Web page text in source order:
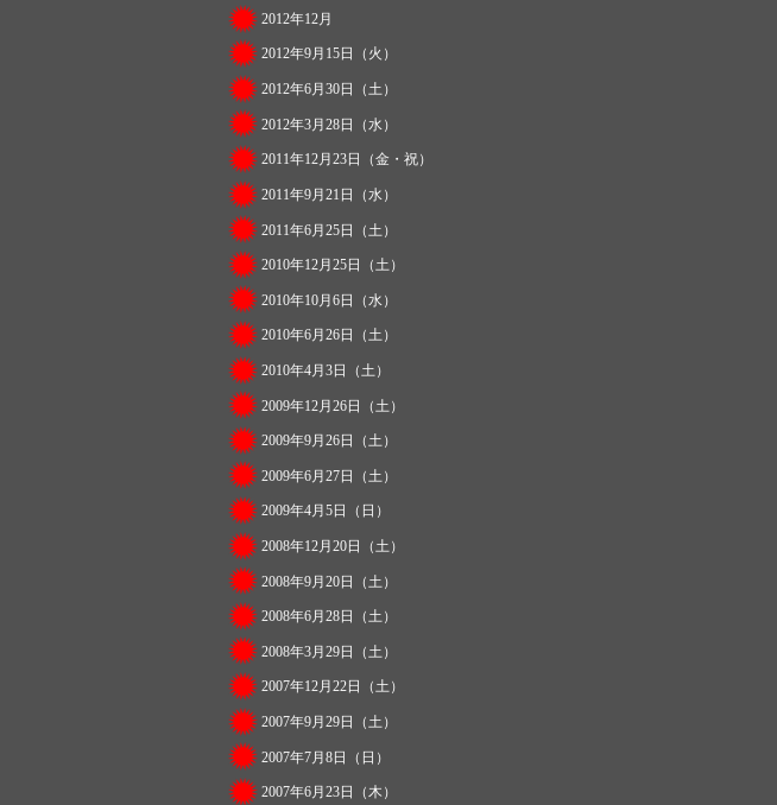
2012年12月
2012年9月15日（火）
2012年6月30日（土）
2012年3月28日（水）
2011年12月23日（金・祝）
2011年9月21日（水）
2011年6月25日（土）
2010年12月25日（土）
2010年10月6日（水）
2010年6月26日（土）
2010年4月3日（土）
2009年12月26日（土）
2009年9月26日（土）
2009年6月27日（土）
2009年4月5日（日）
2008年12月20日（土）
2008年9月20日（土）
2008年6月28日（土）
2008年3月29日（土）
2007年12月22日（土）
2007年9月29日（土）
2007年7月8日（日）
2007年6月23日（木）